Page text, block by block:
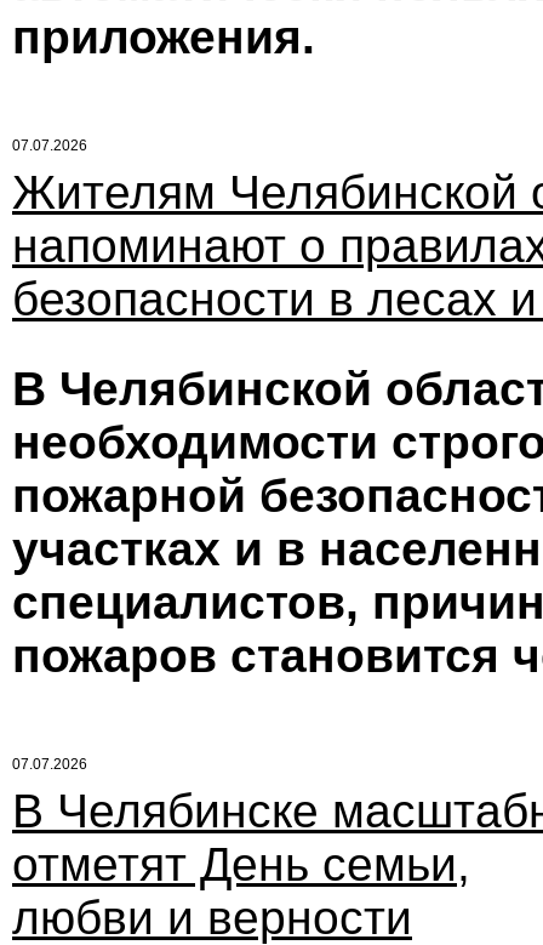
приложения.
07.07.2026
Жителям Челябинской
напоминают о
безопасности в лесах
В Челябинской
необходимости
пожарной
участках и в
специалистов,
пожаров становится
07.07.2026
В Челябинске
отметят День семьи,
любви и верности